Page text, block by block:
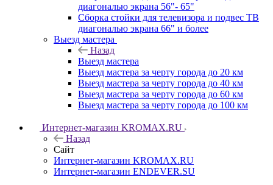
диагональю экрана 56"- 65"
Сборка стойки для телевизора и подвес ТВ
диагональю экрана 66" и более
Выезд мастера
Назад
Выезд мастера
Выезд мастера за черту города до 20 км
Выезд мастера за черту города до 40 км
Выезд мастера за черту города до 60 км
Выезд мастера за черту города до 100 км
Интернет-магазин KROMAX.RU
Назад
Сайт
Интернет-магазин KROMAX.RU
Интернет-магазин ENDEVER.SU